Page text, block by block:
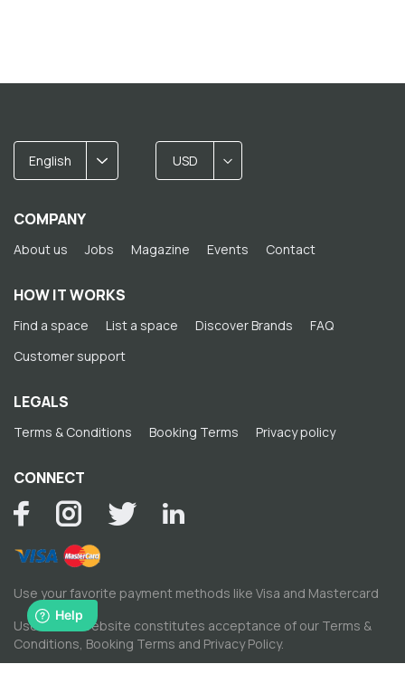
English USD
COMPANY
About us Jobs Magazine Events Contact
HOW IT WORKS
Find a space List a space Discover Brands
FAQ
Customer support
LEGALS
Terms & Conditions Booking Terms Privacy policy
CONNECT
Use your favorite payment methods like Visa and Mastercard
Use of this website constitutes acceptance of our Terms &
Conditions, Booking Terms and Privacy Policy.